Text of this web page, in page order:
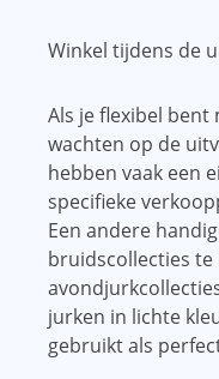
Winkel tijdens de
Als je flexibel
wachten op de
hebben vaak een
specifieke
Een andere
bruidscollecties te
jurken in lichte
gebruikt als